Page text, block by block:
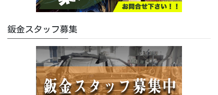
鈑金スタッフ募集